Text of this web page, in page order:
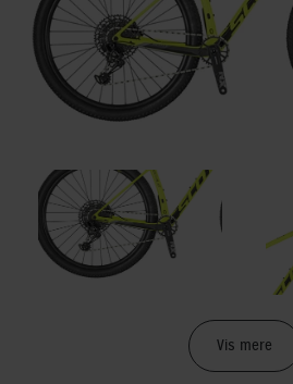
Vis mere